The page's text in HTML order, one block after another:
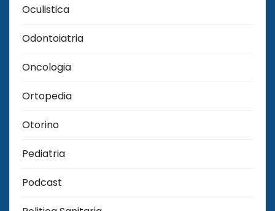
Oculistica
Odontoiatria
Oncologia
Ortopedia
Otorino
Pediatria
Podcast